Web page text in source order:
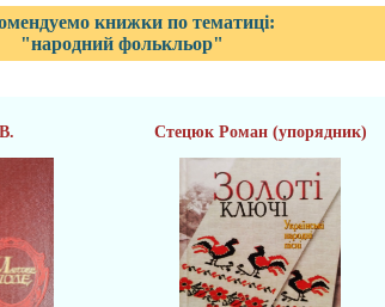
книжки по тематиці:
"народний фолькльор"
Стецюк Роман (упорядник)